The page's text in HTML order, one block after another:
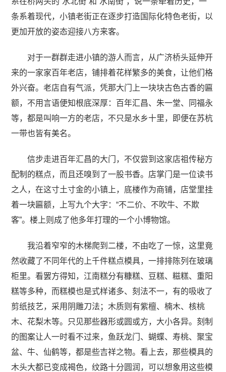
条系着现代，小镇老街正在逐步打造国际化特色老街，以
更加开放的姿态迎接八方来客。
对于一群群走进小镇的游人而言，从广济桥头延伸开
来的一家家百年老店，铺排着花样繁多的美食，让他们格
外兴奋。老店自有气派，凭那大门上一块块古色古香的匾
额，不用言语便知根底深厚：百年汇昌、朱一堂、同福永
等，都是叫响一方的老店，不只是水乡十里，即便在苏杭
一带也皆有美名。
信步走进百年汇昌的大门，不仅尝到这家店祖传秘方
配制的糕点，而且还嗅到了一股书香。店掌门是一位读书
之人，在这寸土寸金的小镇上，底楼作为商铺，店堂里挂
着一块匾额，上写九个大字：“不二价、不吹牛、不欺
客”。楼上则成了他多年打理的一个小博物馆。
我沿着窄窄的木梯爬到二楼，不由吃了一惊，这里竟
然收藏了不同年代的上千件糕点模具，一排排陈列在玻璃
柜里。看罢方得知，江南糕分有糠糕、豆糕、糍糕、重阳
糕等多种，而糕模也是式样诸多、刻法不一，有的吸收了
剪纸技艺，采用阴雕刀法；木质则有紫檀、楠木、核桃
木、花梨木等。只见那些器形或圆或方，大小各异。刻制
的图案让人一时看不过来，鱼跃龙门、蝴蝶、寿桃、聚宝
盆、牛、仙鹤等，都是些吉祥之物。看上去，那些模具的
木头大都已变成褐色，纹路十分圆润，可以想象用这些模